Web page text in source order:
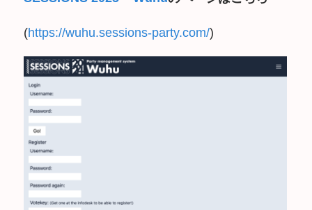
(https://wuhu.sessions-party.com/)